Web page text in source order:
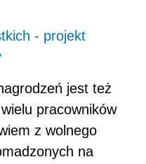
- projekt
jest też
pracowników
z wolnego
na